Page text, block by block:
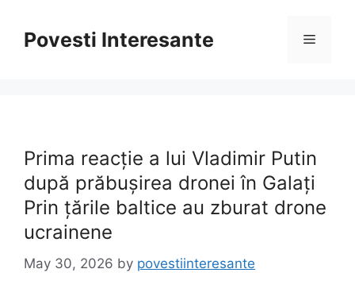
contentPovesti Interesante Menu
Prima reacție a lui Vladimir Putin
după prăbușirea dronei în Galați
Prin țările baltice au zburat drone
ucrainene
May 30, 2026 by povestiinteresante